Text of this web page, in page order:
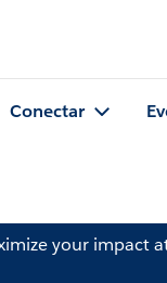
Conectar
your impact